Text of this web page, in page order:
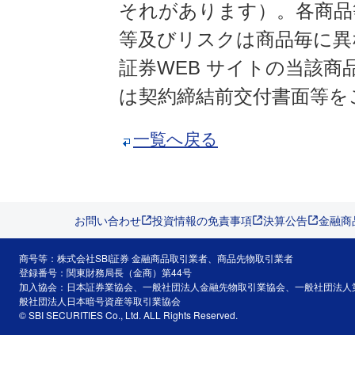
それがあります）。各商
等及びリスクは商品毎に
証券WEB サイトの当該商
は契約締結前交付書面等
一覧へ戻る
お問い合わせ 投資情報の免責事項 決算公告 金融
商号等：株式会社SBI証券 金融商品取引業者、商品先物取引業者
登録番号：関東財務局長（金商）第44号
加入協会：日本証券業協会、一般社団法人金融先物取引業協会、一般社団法
般社団法人日本暗号資産等取引業協会
© SBI SECURITIES Co., Ltd. ALL Rights Reserved.